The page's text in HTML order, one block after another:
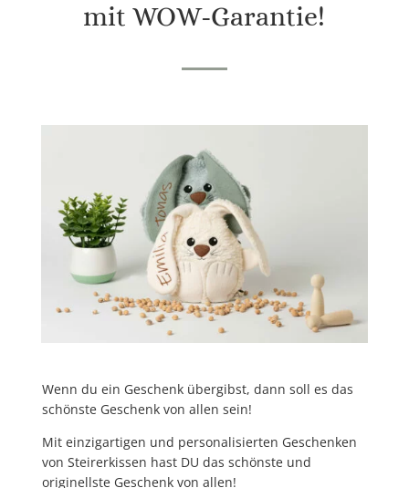
mit WOW-Garantie!
Wenn du ein Geschenk übergibst, dann soll es das
schönste Geschenkvon allen sein!
Miteinzigartigen und personalisierten Geschenken
von Steirerkissen hast DU das schönste und
originellste Geschenk von allen!